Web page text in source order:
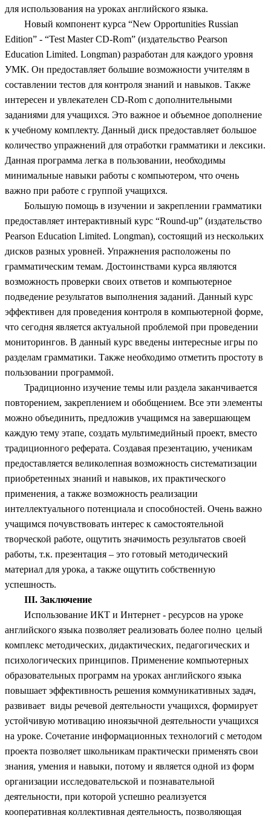
для использования на уроках английского языка.
Новый компонент курса “New Opportunities Russian
Edition” - “Test Master CD-Rom” (издательство Pearson
Education Limited. Longman) разработан для каждого уровня
УМК. Он предоставляет большие возможности учителям в
составлении тестов для контроля знаний и навыков. Также
интересен и увлекателен CD-Rom с дополнительными
заданиями для учащихся. Это важное и объемное дополнение
к учебному комплекту. Данный диск предоставляет большое
количество упражнений для отработки грамматики и лексики.
Данная программа легка в пользовании, необходимы
минимальные навыки работы с компьютером, что очень
важно при работе с группой учащихся.
Большую помощь в изучении и закреплении грамматики
предоставляет интерактивный курс “Round-up” (издательство
Pearson Education Limited. Longman), состоящий из нескольких
дисков разных уровней. Упражнения расположены по
грамматическим темам. Достоинствами курса являются
возможность проверки своих ответов и компьютерное
подведение результатов выполнения заданий. Данный курс
эффективен для проведения контроля в компьютерной форме,
что сегодня является актуальной проблемой при проведении
мониторингов. В данный курс введены интересные игры по
разделам грамматики. Также необходимо отметить простоту в
пользовании программой.
Традиционно изучение темы или раздела заканчивается
повторением, закреплением и обобщением. Все эти элементы
можно объединить, предложив учащимся на завершающем
каждую тему этапе, создать мультимедийный проект, вместо
традиционного реферата. Создавая презентацию, ученикам
предоставляется великолепная возможность систематизации
приобретенных знаний и навыков, их практического
применения, а также возможность реализации
интеллектуального потенциала и способностей. Очень важно
учащимся почувствовать интерес к самостоятельной
творческой работе, ощутить значимость результатов своей
работы, т.к. презентация – это готовый методический
материал для урока, а также ощутить собственную
успешность.
III. Заключение
Использование ИКТ и Интернет - ресурсов на уроке
английского языка позволяет реализовать более полно целый
комплекс методических, дидактических, педагогических и
психологических принципов. Применение компьютерных
образовательных программ на уроках английского языка
повышает эффективность решения коммуникативных задач,
развивает виды речевой деятельности учащихся, формирует
устойчивую мотивацию иноязычной деятельности учащихся
на уроке. Сочетание информационных технологий с методом
проекта позволяет школьникам практически применять свои
знания, умения и навыки, потому и является одной из форм
организации исследовательской и познавательной
деятельности, при которой успешно реализуется
кооперативная коллективная деятельность, позволяющая